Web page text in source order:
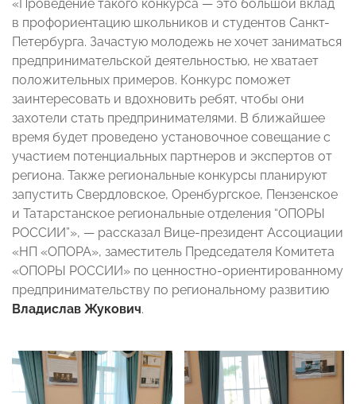
«Проведение такого конкурса — это большой вклад
в профориентацию школьников и студентов Санкт-
Петербурга. Зачастую молодежь не хочет заниматься
предпринимательской деятельностью, не хватает
положительных примеров. Конкурс поможет
заинтересовать и вдохновить ребят, чтобы они
захотели стать предпринимателями. В ближайшее
время будет проведено установочное совещание с
участием потенциальных партнеров и экспертов от
региона. Также региональные конкурсы планируют
запустить Свердловское, Оренбургское, Пензенское
и Татарстанское региональные отделения “ОПОРЫ
РОССИИ”», — рассказал Вице-президент Ассоциации
«НП «ОПОРА», заместитель Председателя Комитета
«ОПОРЫ РОССИИ» по ценностно-ориентированному
предпринимательству по региональному развитию
Владислав Жукович.